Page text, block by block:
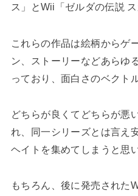
ス」とWii「ゼルダの伝説
これらの作品は絵柄からゲ
ン、ストーリーなどあらゆ
っており、面白さのベクト
どちらが良くてどちらが悪
れ、同一シリーズとは言え
ヘイトを集めてしまうと思
もちろん、後に発売された